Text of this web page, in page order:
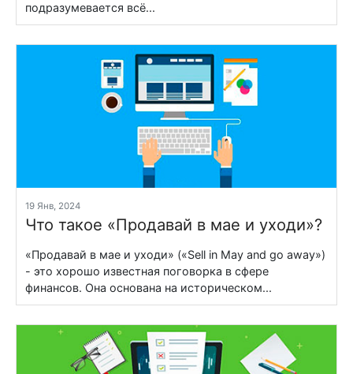
подразумевается всё...
19 Янв, 2024
Что такое «Продавай в мае и уходи»?
«Продавай в мае и уходи» («Sell in May and go away»)
- это хорошо известная поговорка в сфере
финансов. Она основана на историческом...